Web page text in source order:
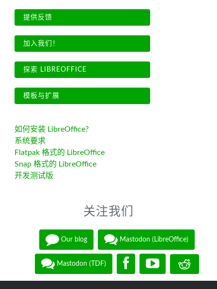
提供反馈
加入我们！
探索 LIBREOFFICE
模板与扩展
如何安装 LibreOffice?
系统要求
Flatpak 格式的 LibreOffice
Snap 格式的 LibreOffice
开发测试版
关注我们
Our blog Mastodon (LibreOffice)
Mastodon (TDF)